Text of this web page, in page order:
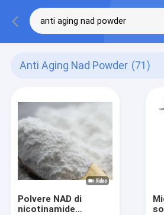
Anti Aging Nad Powder (71)
Polvere NAD di
nicotinamide